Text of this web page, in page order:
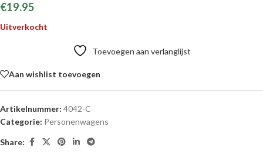
€19.95
Uitverkocht
Toevoegen aan verlanglijst
Aan wishlist toevoegen
Artikelnummer: 4042-C
Categorie: Personenwagens
Share: